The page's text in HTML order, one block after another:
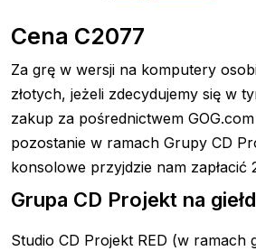
Cena C2077
Za grę w wersji na komputery
złotych, jeżeli zdecydujemy się w
zakup za pośrednictwem
pozostanie w ramach Grupy CD
konsolowe przyjdzie nam zapłacić
Grupa CD Projekt na
Studio CD Projekt RED (w ramach